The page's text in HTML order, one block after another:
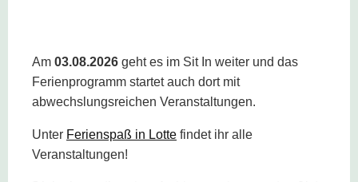
Am 03.08.2026 geht es im Sit In weiter und das
Ferienprogramm startet auch dort mit
abwechslungsreichen Veranstaltungen.
Unter Ferienspaß in Lotte findet ihr alle
Veranstaltungen!